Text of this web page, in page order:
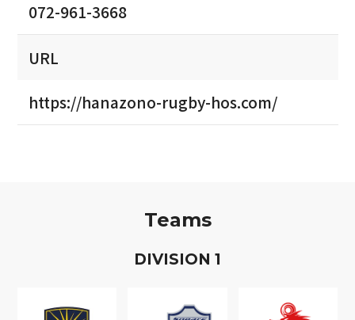
072-961-3668
URL
https://hanazono-rugby-hos.com/
Teams
DIVISION 1